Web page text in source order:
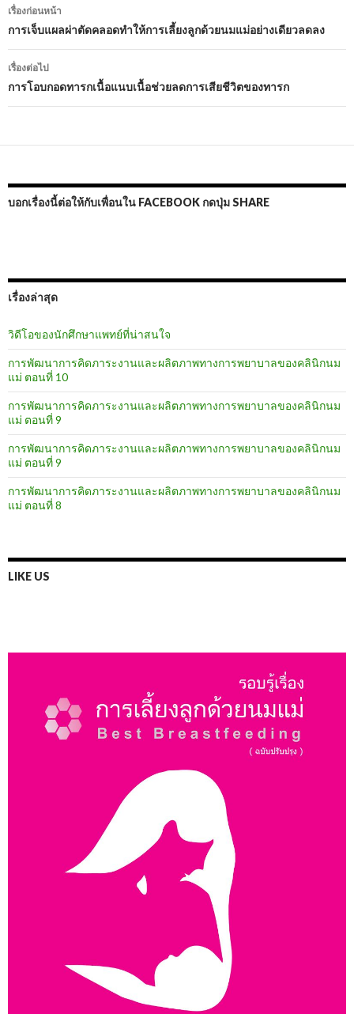
นำทาง
เรื่อง
เรื่องก่อนหน้า
การเจ็บแผลผ่าตัดคลอดทำให้การเลี้ยงลูกด้วยนมแม่อย่างเดียวลดลง
เรื่องต่อไป
การโอบกอดทารกเนื้อแนบเนื้อช่วยลดการเสียชีวิตของทารก
บอกเรื่องนี้ต่อให้กับเพื่อนใน FACEBOOK กดปุ่ม SHARE
เรื่องล่าสุด
วิดีโอของนักศึกษาแพทย์ที่น่าสนใจ
การพัฒนาการคิดภาระงานและผลิตภาพทางการพยาบาลของคลินิกนม
แม่ ตอนที่ 10
การพัฒนาการคิดภาระงานและผลิตภาพทางการพยาบาลของคลินิกนม
แม่ ตอนที่ 9
การพัฒนาการคิดภาระงานและผลิตภาพทางการพยาบาลของคลินิกนม
แม่ ตอนที่ 9
การพัฒนาการคิดภาระงานและผลิตภาพทางการพยาบาลของคลินิกนม
แม่ ตอนที่ 8
LIKE US